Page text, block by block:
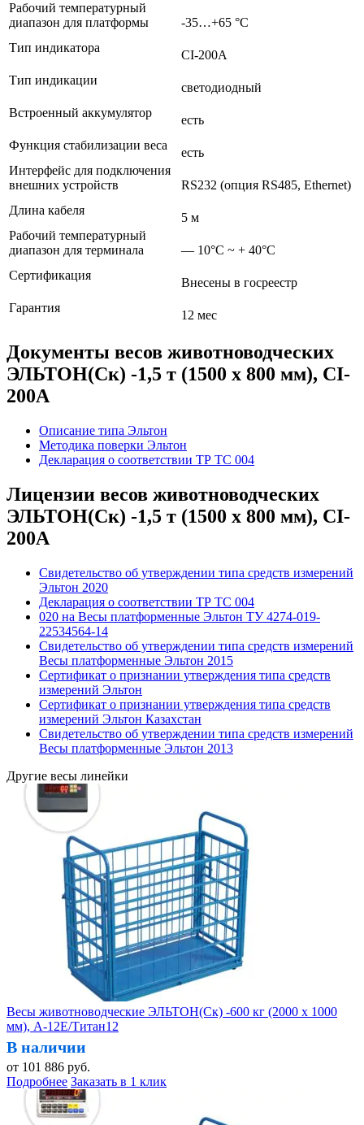
Рабочий температурный
диапазон для платформы
-35…+65 °С
Тип индикатора
CI-200A
Тип индикации
светодиодный
Встроенный аккумулятор
есть
Функция стабилизации веса
есть
Интерфейс для подключения
внешних устройств
RS232 (опция RS485, Ethernet)
Длина кабеля
5 м
Рабочий температурный
диапазон для терминала
— 10°С ~ + 40°C
Сертификация
Внесены в госреестр
Гарантия
12 мес
Документы весов животноводческих
ЭЛЬТОН(Ск) -1,5 т (1500 х 800 мм), CI-
200A
Описание типа Эльтон
Методика поверки Эльтон
Декларация о соответствии ТР ТС 004
Лицензии весов животноводческих
ЭЛЬТОН(Ск) -1,5 т (1500 х 800 мм), CI-
200A
Свидетельство об утверждении типа средств измерений
Эльтон 2020
Декларация о соответствии ТР ТС 004
020 на Весы платформенные Эльтон ТУ 4274-019-
22534564-14
Свидетельство об утверждении типа средств измерений
Весы платформенные Эльтон 2015
Сертификат о признании утверждения типа средств
измерений Эльтон
Сертификат о признании утверждения типа средств
измерений Эльтон Казахстан
Свидетельство об утверждении типа средств измерений
Весы платформенные Эльтон 2013
Другие весы линейки
Весы животноводческие ЭЛЬТОН(Ск) -600 кг (2000 х 1000
мм), А-12Е/Титан12
В наличии
от 101 886 руб.
Подробнее Заказать в 1 клик